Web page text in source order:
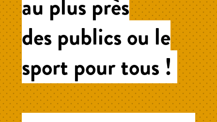
au plus près
des publics ou le
sport pour tous !